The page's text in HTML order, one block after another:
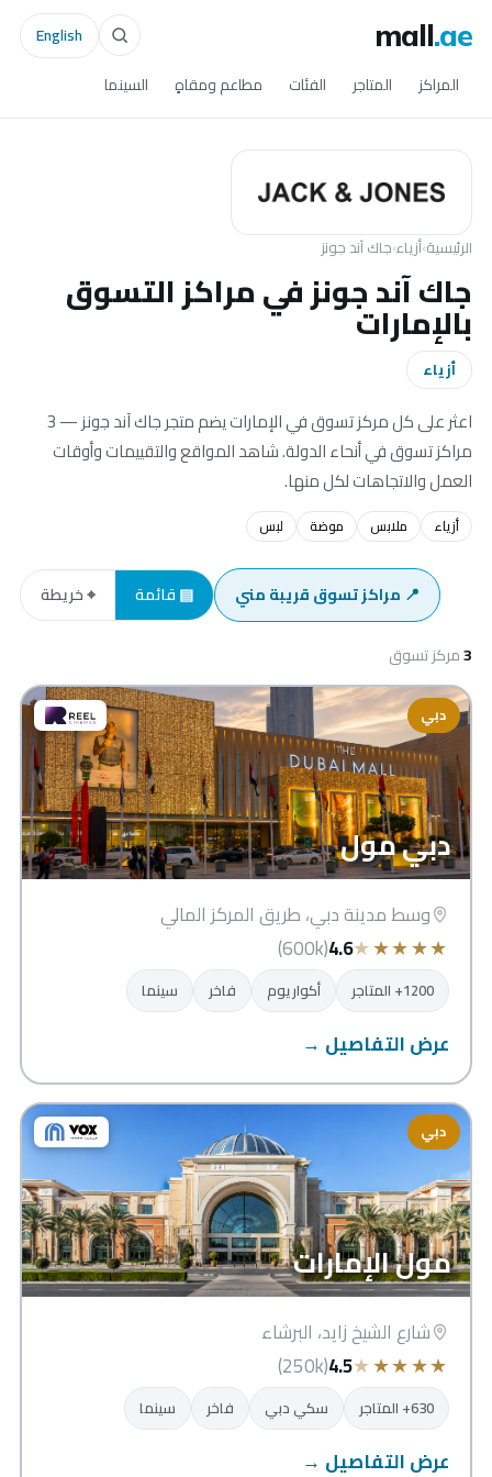
mall.ae
المراكز المتاجر الفئات مطاعم ومقاهٍ السينما
English
الرئيسية›أزياء›جاك آند جونز
جاك آند جونز في مراكز التسوق
بالإمارات
أزياء
اعثر على كل مركز تسوق في الإمارات يضم متجر جاك آند جونز — 3
مراكز تسوق في أنحاء الدولة. شاهد المواقع والتقييمات وأوقات
العمل والاتجاهات لكل منها.
أزياء ملابس موضة لبس
📍 مراكز تسوق قريبة مني ▤ قائمة ⌖ خريطة
3مركز تسوق
دبي
دبي مول
وسط مدينة دبي، طريق المركز المالي
★
★
★
★
★
4.6
(600k)
1200+ المتاجر أكواريوم فاخر سينما
عرض التفاصيل →
دبي
مول الإمارات
شارع الشيخ زايد، البرشاء
★
★
★
★
★
4.5
(250k)
630+ المتاجر سكي دبي فاخر سينما
عرض التفاصيل →